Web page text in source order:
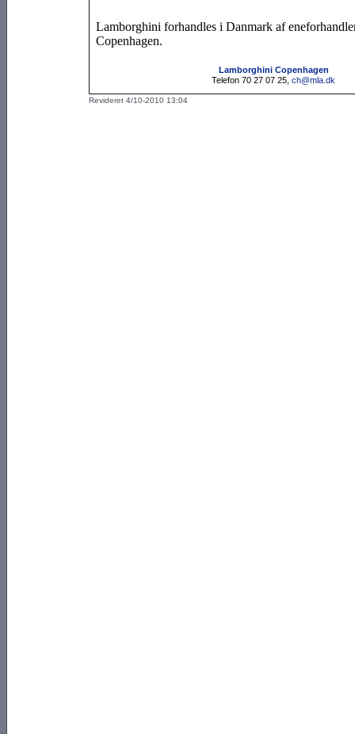
Lamborghini forhandles i Danmark af
Copenhagen.
Lamborghini Copenhagen
Telefon 70 27 07 25, ch@mla.dk
Revideret 4/10-2010 13:04